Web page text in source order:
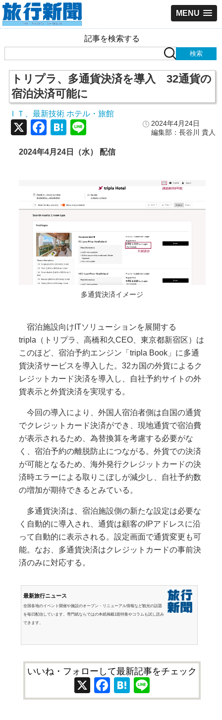
MENU
記事を検索する
トリプラ、多通貨決済を導入 32通貨の
宿泊決済可能に
ＩＴ、最新技術 ホテル・旅館
2024年4月24日
編集部：長谷川 貴人
X Facebook
Hatena
2024年4月24日（水） 配信
多通貨決済イメージ
宿泊施設向けITソリューションを展開する
tripla（トリプラ、高橋和久CEO、東京都新宿区）は
このほど、宿泊予約エンジン「tripla Book」に多通
貨決済サービスを導入した。32カ国の外貨によるク
レジットカード決済を導入し、自社予約サイトの外
貨表示と外貨決済を実現する。
今回の導入により、外国人宿泊者側は自国の通貨
でクレジットカード決済ができ、現地通貨で宿泊費
が表示されるため、為替換算を考慮する必要がな
く、宿泊予約の離脱防止につながる。外貨での決済
が可能となるため、海外発行クレジットカードの決
済時エラーによる取りこぼしが減少し、自社予約数
の増加が期待できるとみている。
多通貨決済は、宿泊施設側の新たな設定は必要な
く自動的に導入され、通貨は顧客のIPアドレスに沿
って自動的に表示される。設定画面で通貨変更も可
能。なお、多通貨決済はクレジットカードの事前決
済のみに対応する。
最新旅行ニュース
全国各地のイベント開催や施設のオープン・リニューアル情報など観光の話題
を毎日配信しています。専門紙ならではの本紙掲載1面特集やコラムも試し読み
できます。
いいね・フォローして最新記事をチェック
X Facebook
Hatena